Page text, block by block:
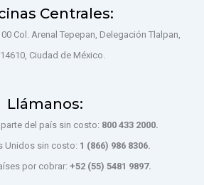
Centrales:
Col. Arenal Tepepan, Delegación Tlalpan,
14610, Ciudad de México.
Llámanos:
del país sin costo: 800 433 2000.
Unidos sin costo: 1 (866) 986 8306.
por cobrar: +52 (55) 5481 9897.